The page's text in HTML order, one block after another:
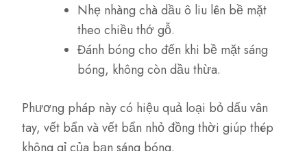
Nhẹ nhàng chà dầu ô liu lên bề mặt
theo chiều thớ gỗ.
Đánh bóng cho đến khi bề mặt sáng
bóng, không còn dầu thừa.
Phương pháp này có hiệu quả loại bỏ dấu vân
tay, vết bẩn và vết bẩn nhỏ đồng thời giúp thép
không gỉ của bạn sáng bóng.